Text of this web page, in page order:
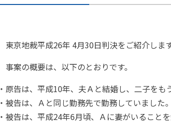
東京地裁平成26年 4月30日判決をご紹介します
事案の概要は、以下のとおりです。
・原告は、平成10年、夫Ａと結婚し、二子をも
・被告は、Ａと同じ勤務先で勤務していました。
・被告は、平成24年6月頃、Ａに妻がいること